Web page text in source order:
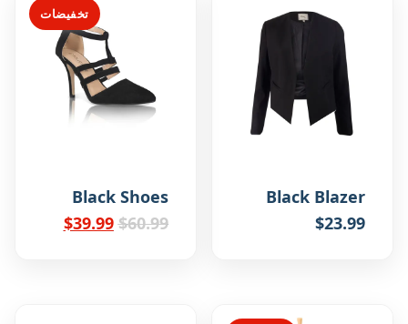
Black Blazer
$23.99
تخفيضات
Black Shoes
$60.99
السعر$39.99 السعر